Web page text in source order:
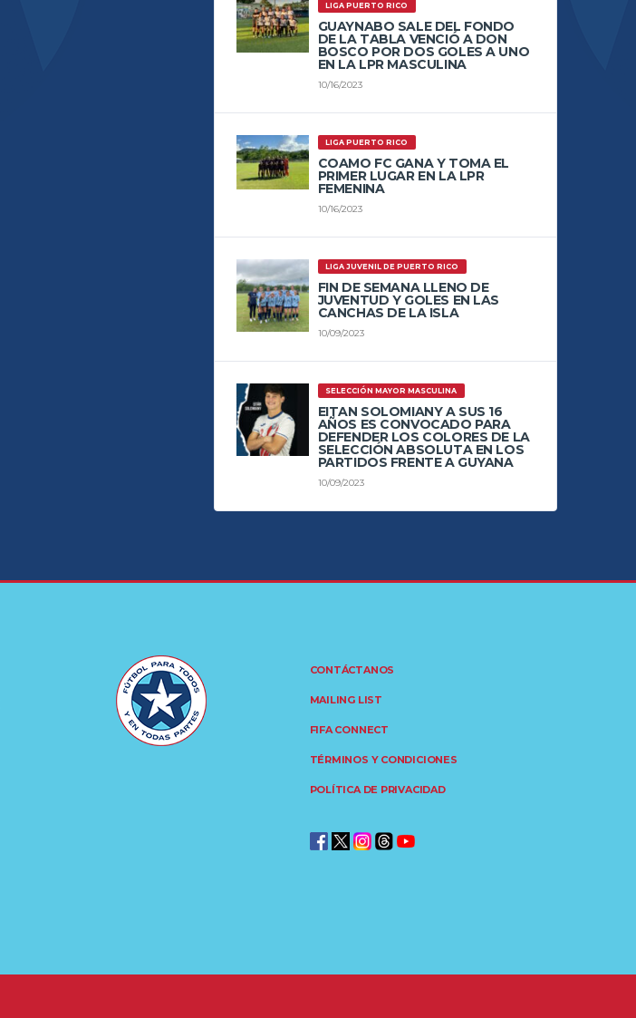
LIGA PUERTO RICO
GUAYNABO SALE DEL FONDO
DE LA TABLA VENCIÓ A DON
BOSCO POR DOS GOLES A UNO
EN LA LPR MASCULINA
10/16/2023
LIGA PUERTO RICO
COAMO FC GANA Y TOMA EL
PRIMER LUGAR EN LA LPR
FEMENINA
10/16/2023
LIGA JUVENIL DE PUERTO RICO
FIN DE SEMANA LLENO DE
JUVENTUD Y GOLES EN LAS
CANCHAS DE LA ISLA
10/09/2023
SELECCIÓN MAYOR MASCULINA
EITAN SOLOMIANY A SUS 16
AÑOS ES CONVOCADO PARA
DEFENDER LOS COLORES DE LA
SELECCIÓN ABSOLUTA EN LOS
PARTIDOS FRENTE A GUYANA
10/09/2023
CONTÁCTANOS
MAILING LIST
FIFA CONNECT
TÉRMINOS Y CONDICIONES
POLÍTICA DE PRIVACIDAD